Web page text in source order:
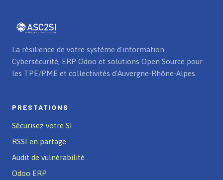
La résilience de votre système d'information.
Cybersécurité, ERP Odoo et solutions Open Source pour
les TPE/PME et collectivités d'Auvergne-Rhône-Alpes.
PRESTATIONS
Sécurisez votre SI
RSSI en partage
Audit de vulnérabilité
Odoo ERP